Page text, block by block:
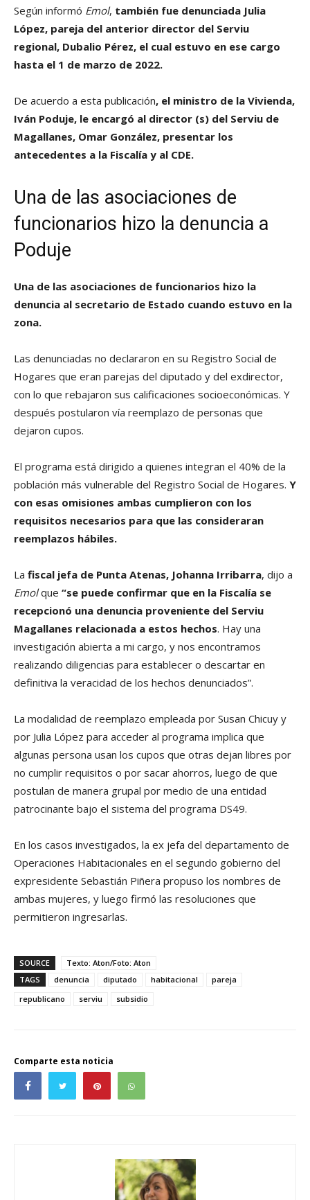
Según informó Emol, también fue denunciada Julia
López, pareja del anterior director del Serviu
regional, Dubalio Pérez, el cual estuvo en ese cargo
hasta el 1 de marzo de 2022.
De acuerdo a esta publicación, el ministro de la Vivienda,
Iván Poduje, le encargó al director (s) del Serviu de
Magallanes, Omar González, presentar los
antecedentes a la Fiscalía y al CDE.
Una de las asociaciones de
funcionarios hizo la denuncia a
Poduje
Una de las asociaciones de funcionarios hizo la
denuncia al secretario de Estado cuando estuvo en la
zona.
Las denunciadas no declararon en su Registro Social de
Hogares que eran parejas del diputado y del exdirector,
con lo que rebajaron sus calificaciones socioeconómicas. Y
después postularon vía reemplazo de personas que
dejaron cupos.
El programa está dirigido a quienes integran el 40% de la
población más vulnerable del Registro Social de Hogares. Y
con esas omisiones ambas cumplieron con los
requisitos necesarios para que las consideraran
reemplazos hábiles.
La fiscal jefa de Punta Atenas, Johanna Irribarra, dijo a
Emolque “se puede confirmar que en la Fiscalía se
recepcionó una denuncia proveniente del Serviu
Magallanes relacionada a estos hechos. Hay una
investigación abierta a mi cargo, y nos encontramos
realizando diligencias para establecer o descartar en
definitiva la veracidad de los hechos denunciados”.
La modalidad de reemplazo empleada por Susan Chicuy y
por Julia López para acceder al programa implica que
algunas persona usan los cupos que otras dejan libres por
no cumplir requisitos o por sacar ahorros, luego de que
postulan de manera grupal por medio de una entidad
patrocinante bajo el sistema del programa DS49.
En los casos investigados, la ex jefa del departamento de
Operaciones Habitacionales en el segundo gobierno del
expresidente Sebastián Piñera propuso los nombres de
ambas mujeres, y luego firmó las resoluciones que
permitieron ingresarlas.
SOURCE
Texto: Aton/Foto: Aton
TAGS
denuncia diputado habitacional
pareja
republicano
serviu subsidio
Comparte esta noticia